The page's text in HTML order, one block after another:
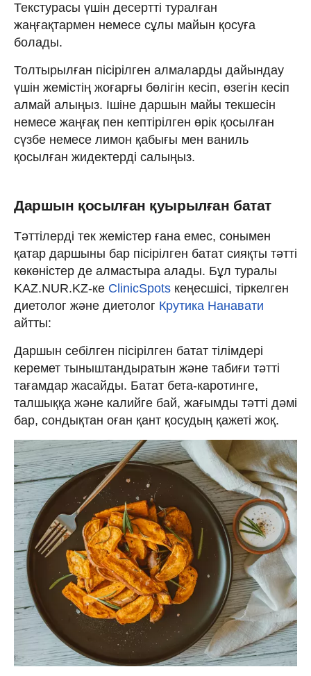
Текстурасы үшін десертті туралған
жаңғақтармен немесе сұлы майын қосуға
болады.
Толтырылған пісірілген алмаларды дайындау
үшін жемістің жоғарғы бөлігін кесіп, өзегін кесіп
алмай алыңыз. Ішіне даршын майы текшесін
немесе жаңғақ пен кептірілген өрік қосылған
сүзбе немесе лимон қабығы мен ваниль
қосылған жидектерді салыңыз.
Даршын қосылған қуырылған батат
Тәттілерді тек жемістер ғана емес, сонымен
қатар даршыны бар пісірілген батат сияқты тәтті
көкөністер де алмастыра алады. Бұл туралы
KAZ.NUR.KZ-ке ClinicSpots кеңесшісі, тіркелген
диетолог және диетолог Крутика Нанавати
айтты:
Даршын себілген пісірілген батат тілімдері
керемет тыныштандыратын және табиғи тәтті
тағамдар жасайды. Батат бета-каротинге,
талшыққа және калийге бай, жағымды тәтті дәмі
бар, сондықтан оған қант қосудың қажеті жоқ.